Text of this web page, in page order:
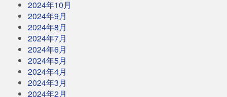
2024年10月
2024年9月
2024年8月
2024年7月
2024年6月
2024年5月
2024年4月
2024年3月
2024年2月